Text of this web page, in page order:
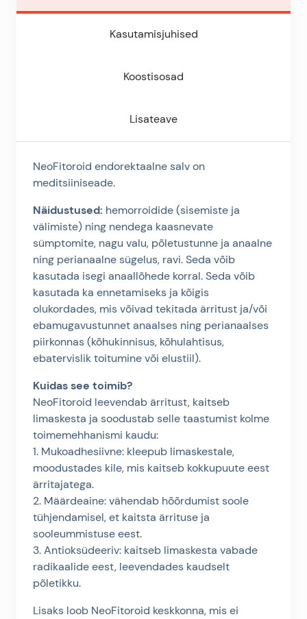
Kasutamisjuhised
Koostisosad
Lisateave
NeoFitoroid endorektaalne salv on
meditsiiniseade.
Näidustused: hemorroidide (sisemiste ja
välimiste) ning nendega kaasnevate
sümptomite, nagu valu, põletustunne ja anaalne
ning perianaalne sügelus, ravi. Seda võib
kasutada isegi anaallõhede korral. Seda võib
kasutada ka ennetamiseks ja kõigis
olukordades, mis võivad tekitada ärritust ja/või
ebamugavustunnet anaalses ning perianaalses
piirkonnas (kõhukinnisus, kõhulahtisus,
ebatervislik toitumine või elustiil).
Kuidas see toimib?
NeoFitoroid leevendab ärritust, kaitseb
limaskesta ja soodustab selle taastumist kolme
toimemehhanismi kaudu:
1. Mukoadhesiivne: kleepub limaskestale,
moodustades kile, mis kaitseb kokkupuute eest
ärritajatega.
2. Määrdeaine: vähendab hõõrdumist soole
tühjendamisel, et kaitsta ärrituse ja
sooleummistuse eest.
3. Antioksüdeeriv: kaitseb limaskesta vabade
radikaalide eest, leevendades kaudselt
põletikku.
Lisaks loob NeoFitoroid keskkonna, mis ei